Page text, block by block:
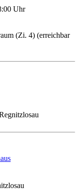
Uhr
(Zi. 4) (erreichbar